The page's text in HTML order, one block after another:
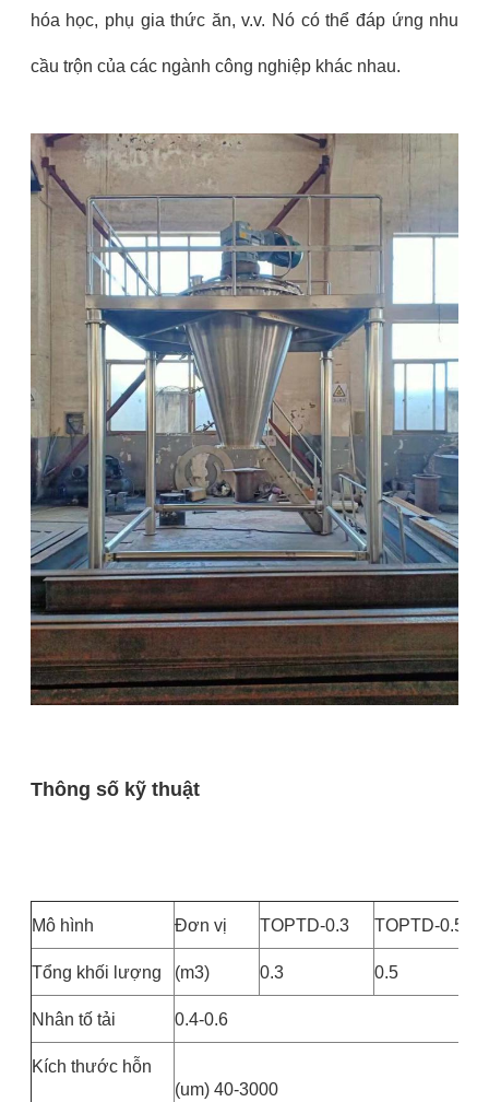
hóa học, phụ gia thức ăn, v.v. Nó có thể đáp ứng nhu
cầu trộn của các ngành công nghiệp khác nhau.
Thông số kỹ thuật
Mô hình Đơn vị TOPTD-0.3 TOPTD-0.5
Tổng khối lượng (m3) 0.3 0.5
Nhân tố tải 0.4-0.6
Kích thước hỗn
(um) 40-3000